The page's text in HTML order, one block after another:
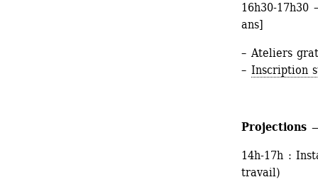
16h30-
ans]
– Ateliers
– Inscription
Projections
14h-17h :
travail)